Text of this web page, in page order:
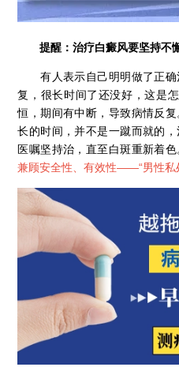
提醒：治疗白癜风要坚持不
有人表示自己明明做了正确
复，很长时间了还没好，这是
恒，期间有中断，导致病情反
长的时间，并不是一蹴而就的
医嘱坚持治，直至白斑重新着色
兼顾安全性、有效性——“男性
石家庄专治白斑医院
治疗白癜风便宜的